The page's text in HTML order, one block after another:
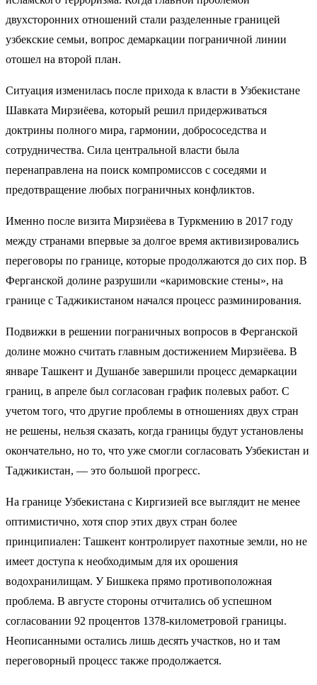
двухсторонних отношений стали разделенные границей
узбекские семьи, вопрос демаркации пограничной линии
отошел на второй план.
Ситуация изменилась после прихода к власти в Узбекистане
Шавката Мирзиёева, который решил придерживаться
доктрины полного мира, гармонии, добрососедства и
сотрудничества. Сила центральной власти была
перенаправлена на поиск компромиссов с соседями и
предотвращение любых пограничных конфликтов.
Именно после визита Мирзиёева в Туркмению в 2017 году
между странами впервые за долгое время активизировались
переговоры по границе, которые продолжаются до сих пор. В
Ферганской долине разрушили «каримовские стены», на
границе с Таджикистаном начался процесс разминирования.
Подвижки в решении пограничных вопросов в Ферганской
долине можно считать главным достижением Мирзиёева. В
январе Ташкент и Душанбе завершили процесс демаркации
границ, в апреле был согласован график полевых работ. С
учетом того, что другие проблемы в отношениях двух стран
не решены, нельзя сказать, когда границы будут установлены
окончательно, но то, что уже смогли согласовать Узбекистан и
Таджикистан, — это большой прогресс.
На границе Узбекистана с Киргизией все выглядит не менее
оптимистично, хотя спор этих двух стран более
принципиален: Ташкент контролирует пахотные земли, но не
имеет доступа к необходимым для их орошения
водохранилищам. У Бишкека прямо противоположная
проблема. В августе стороны отчитались об успешном
согласовании 92 процентов 1378-километровой границы.
Неописанными остались лишь десять участков, но и там
переговорный процесс также продолжается.